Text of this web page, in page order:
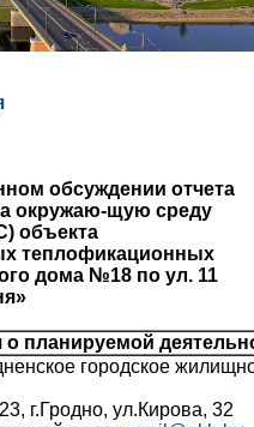
обсуждении отчета
окружаю-щую среду
объекта
теплофикационных
дома №18 по ул. 11
планируемой
городское
г.Гродно, ул.Кирова, 32